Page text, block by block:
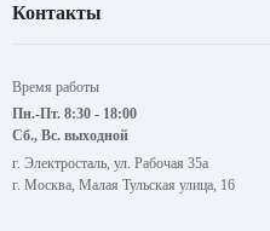
Контакты
Время работы
Пн.-Пт. 8:30 - 18:00
Сб., Вс. выходной
г. Электросталь, ул. Рабочая 35а
г. Москва, Малая Тульская улица, 16